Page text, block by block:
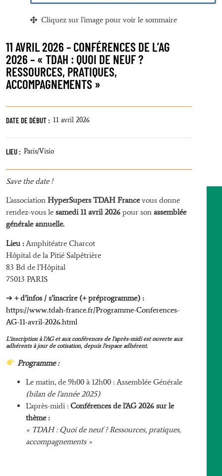
Cliquez sur l'image pour voir le sommaire
11 AVRIL 2026 – CONFÉRENCES DE L’AG
2026 – « TDAH : QUOI DE NEUF ?
RESSOURCES, PRATIQUES,
ACCOMPAGNEMENTS »
DATE DE DÉBUT : 11 avril 2026
LIEU : Paris/Visio
Save the date !
L’associationHyperSupers TDAH Francevous donne
rendez-vous le samedi 11 avril 2026 pour sonassemblée
générale annuelle.
Lieu : Amphitéatre Charcot
Hôpital de la Pitié Salpêtrière
83 Bd de l’Hôpital
75013 PARIS
➔+ d’infos / s’inscrire (+ préprogramme) :
https://www.tdah-france.fr/Programme-Conferences-
AG-11-avril-2026.html
L’inscription à l’AG et aux conférences de l’après-midi est ouverte aux
adhérents à jour de cotisation, depuis l’espace adhérent.
Programme :
Le matin, de 9h00 à 12h00 : Assemblée Générale
(bilan de l’année 2025)
L’après-midi : Conférences de l’AG 2026 sur le
thème :
« TDAH : Quoi de neuf ? Ressources, pratiques,
accompagnements »